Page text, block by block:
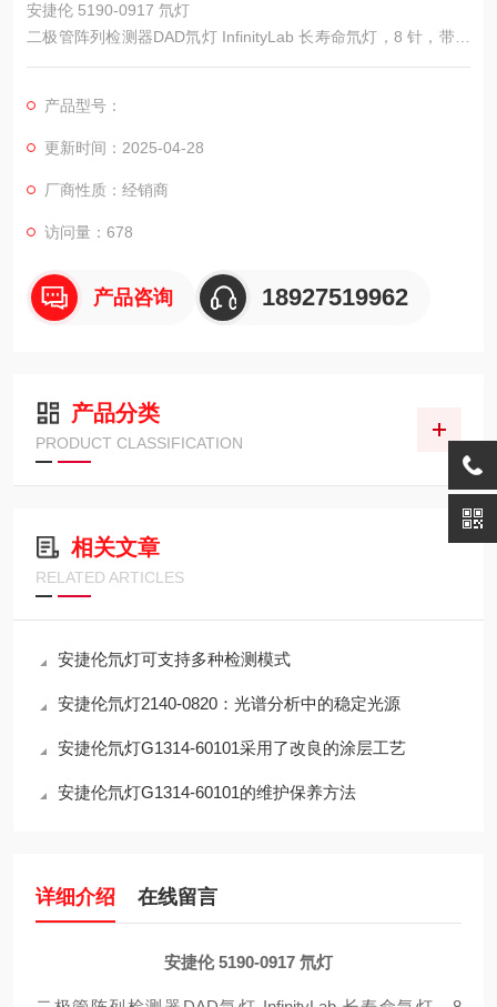
安捷伦 5190-0917 氘灯
二极管阵列检测器DAD氘灯 InfinityLab 长寿命氘灯，8 针，带 R
FID 标签. 用于带有最大光强卡套式流通池（G4212A/B 或 G711
产品型号：
更新时间：2025-04-28
厂商性质：经销商
访问量：678
产品咨询 18927519962
产品分类
PRODUCT CLASSIFICATION
相关文章
RELATED ARTICLES
安捷伦氘灯可支持多种检测模式
安捷伦氘灯2140-0820：光谱分析中的稳定光源
安捷伦氘灯G1314-60101采用了改良的涂层工艺
安捷伦氘灯G1314-60101的维护保养方法
详细介绍 在线留言
安捷伦 5190-0917 氘灯